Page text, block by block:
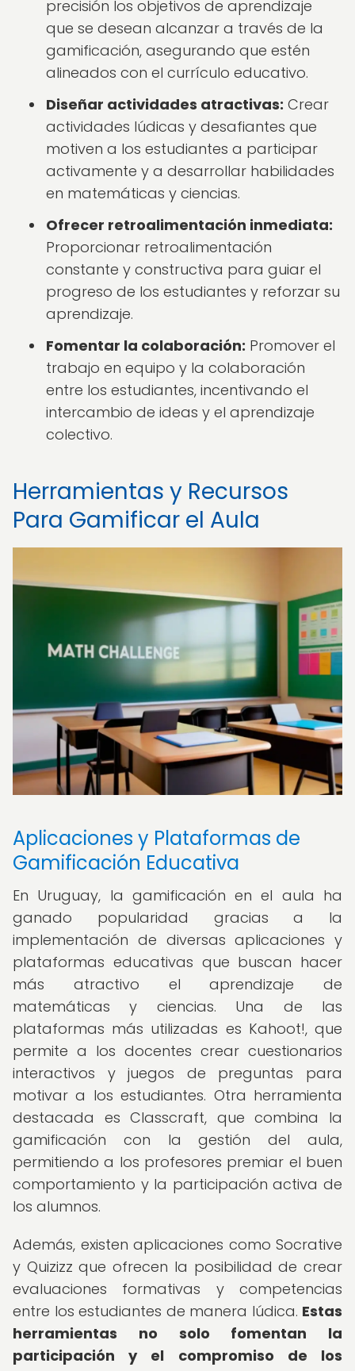
precisión los objetivos de aprendizaje
que se desean alcanzar a través de la
gamificación, asegurando que estén
alineados con el currículo educativo.
Diseñar actividades atractivas: Crear
actividades lúdicas y desafiantes que
motiven a los estudiantes a participar
activamente y a desarrollar habilidades
en matemáticas y ciencias.
Ofrecer retroalimentación inmediata:
Proporcionar retroalimentación
constante y constructiva para guiar el
progreso de los estudiantes y reforzar su
aprendizaje.
Fomentar la colaboración: Promover el
trabajo en equipo y la colaboración
entre los estudiantes, incentivando el
intercambio de ideas y el aprendizaje
colectivo.
Herramientas y Recursos
Para Gamificar el Aula
Aplicaciones y Plataformas de
Gamificación Educativa
En Uruguay, la gamificación en el aula ha
ganado popularidad gracias a la
implementación de diversas aplicaciones y
plataformas educativas que buscan hacer
más atractivo el aprendizaje de
matemáticas y ciencias. Una de las
plataformas más utilizadas es Kahoot!, que
permite a los docentes crear cuestionarios
interactivos y juegos de preguntas para
motivar a los estudiantes. Otra herramienta
destacada es Classcraft, que combina la
gamificación con la gestión del aula,
permitiendo a los profesores premiar el buen
comportamiento y la participación activa de
los alumnos.
Además, existen aplicaciones como Socrative
y Quizizz que ofrecen la posibilidad de crear
evaluaciones formativas y competencias
entre los estudiantes de manera lúdica. Estas
herramientas no solo fomentan la
participación y el compromiso de los